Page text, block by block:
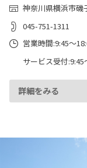
神奈川県横浜市磯
045-751-1311
営業時間:9:45～
サービス受付:9:45
詳細をみる